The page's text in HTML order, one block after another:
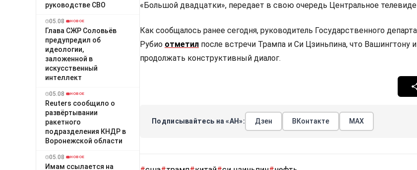
руководстве СВО
05.08 НОВОЕ
Глава СЖР Соловьёв
предупредил об
идеологии,
заложенной в
искусственный
интеллект
05.08 НОВОЕ
Reuters сообщило о
развёртывании
ракетного
подразделения КНДР в
Воронежской области
05.08 НОВОЕ
Имам ссылается на
«Большой двадцатки», передает в свою очередь Центральное
Как сообщалось ранее сегодня, руководитель Государственного
Рубио отметил после встречи Трампа и Си Цзиньпина, что Вашингтону
продолжать конструктивный диалог.
Подписывайтесь на «АН»: Дзен ВКонтакте МАХ